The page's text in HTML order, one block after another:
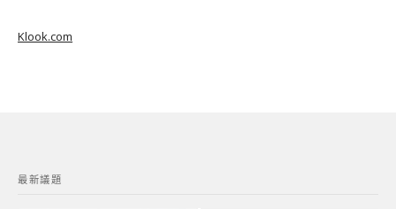
Klook.com
最新議題